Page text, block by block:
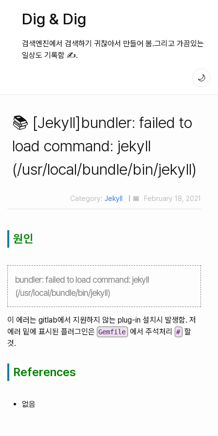
Dig & Dig
검색엔진에서 검색하기 귀찮아서 만들어 봄.그리고 가끔있는
일상도 기록함 ✍️.
🌙
📚 [Jekyll]bundler: failed to
load command: jekyll
(/usr/local/bundle/bin/jekyll)
Category: Jekyll | 📅 February 18, 2021
원인
bundler: failed to load command: jekyll
(/usr/local/bundle/bin/jekyll)
이 에러는 gitlab에서 지원하지 않는 plug-in 설치시 발생함. 저
에러 밑에 표시된 플러그인은Gemfile 에서 주석처리# 할
것.
References
없음